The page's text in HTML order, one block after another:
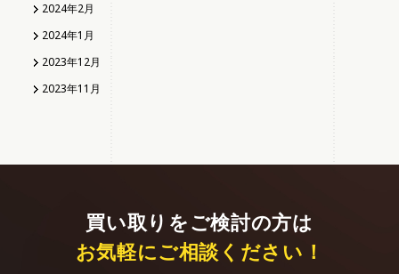
2024年2月
2024年1月
2023年12月
2023年11月
買い取りをご検討の方は
お気軽にご相談ください！